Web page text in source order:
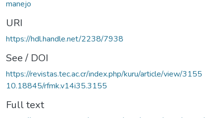
manejo
URI
https://hdl.handle.net/2238/7938
See / DOI
https://revistas.tec.ac.cr/index.php/kuru/article/view/3155
10.18845/rfmk.v14i35.3155
Full text